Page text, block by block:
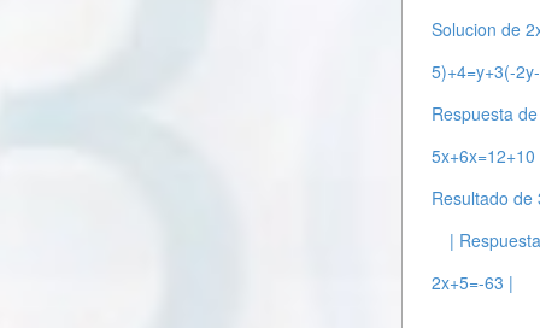
Solucion de
5)+4=y+3(-
Respuesta
5x+6x=12+10
Resultado de
|
2x+5=-63 |